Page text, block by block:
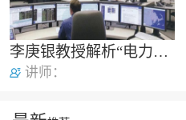
李庚银教授解析“电力系统分析基础”要点及难点
讲师：